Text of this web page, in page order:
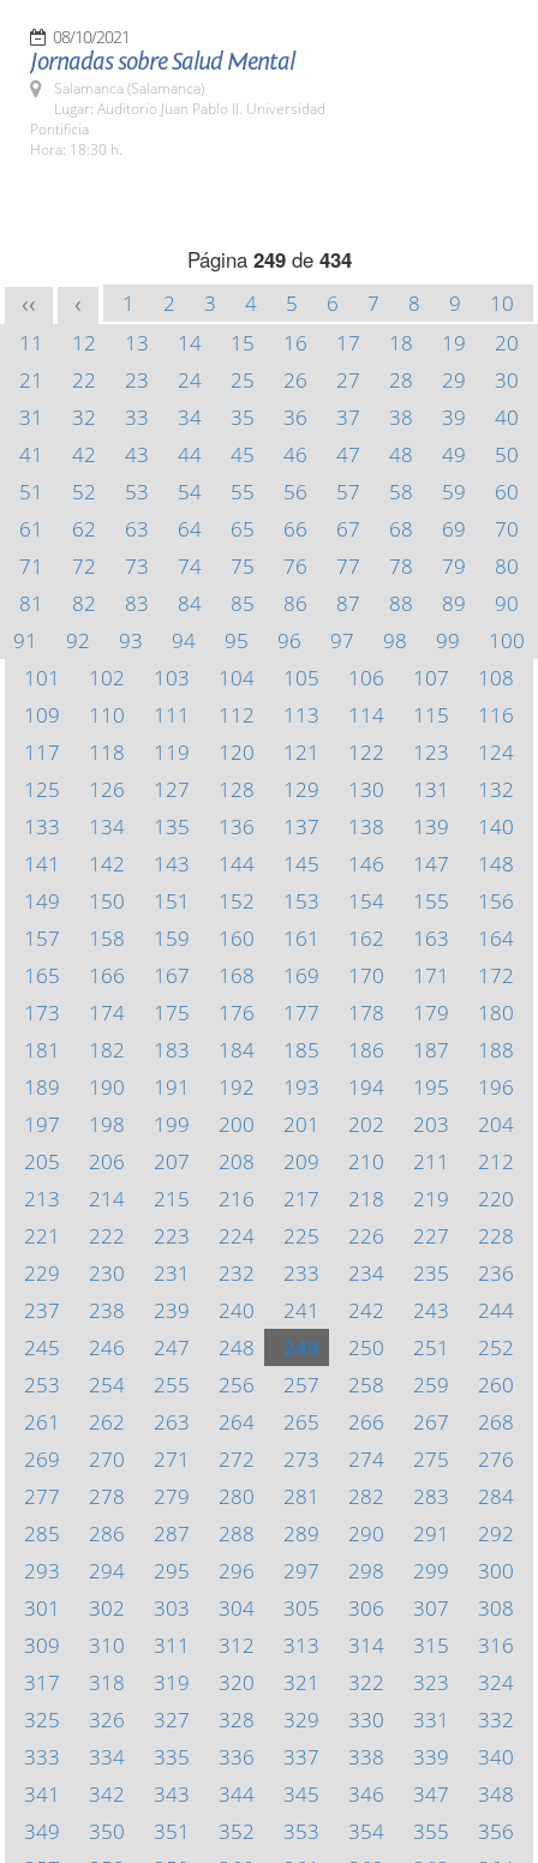
08/10/2021
Jornadas sobre Salud Mental
Salamanca (Salamanca)
Lugar: Auditorio Juan Pablo II. Universidad
Pontificia
Hora: 18:30 h.
Página 249de 434
<< < 1 2 3 4 5 6 7 8 9
10
11
12 13 14 15 16 17 18 19
20
21
22 23 24 25 26 27 28 29
30
31
32 33 34 35 36 37 38 39
40
41
42 43 44 45 46 47 48 49
50
51
52 53 54 55 56 57 58 59
60
61
62 63 64 65 66 67 68 69
70
71
72 73 74 75 76 77 78 79
80
81
82 83 84 85 86 87 88 89
90
91
92 93 94 95 96 97 98 99
100
101
102 103 104 105 106 107
108
109
110 111 112 113 114 115
116
117
118 119 120 121 122 123
124
125
126 127 128 129 130 131
132
133
134 135 136 137 138 139
140
141
142 143 144 145 146 147
148
149
150 151 152 153 154 155
156
157
158 159 160 161 162 163
164
165
166 167 168 169 170 171
172
173
174 175 176 177 178 179
180
181
182 183 184 185 186 187
188
189
190 191 192 193 194 195
196
197
198 199 200 201 202 203
204
205
206 207 208 209 210 211
212
213
214 215 216 217 218 219
220
221
222 223 224 225 226 227
228
229
230 231 232 233 234 235
236
237
238 239 240 241 242 243
244
245
246 247 248 249 250 251
252
253
254 255 256 257 258 259
260
261
262 263 264 265 266 267
268
269
270 271 272 273 274 275
276
277
278 279 280 281 282 283
284
285
286 287 288 289 290 291
292
293
294 295 296 297 298 299
300
301
302 303 304 305 306 307
308
309
310 311 312 313 314 315
316
317
318 319 320 321 322 323
324
325
326 327 328 329 330 331
332
333
334 335 336 337 338 339
340
341
342 343 344 345 346 347
348
349
350 351 352 353 354 355
356